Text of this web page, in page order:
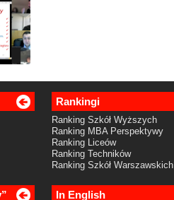
Rankingi
Ranking Szkół Wyższych
Ranking MBA Perspektywy
Ranking Liceów
Ranking Techników
Ranking Szkół Warszawskich
In English